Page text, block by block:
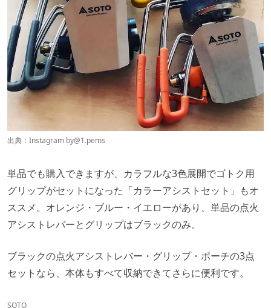
出典：Instagram by@1.pems
単品でも購入できますが、カラフルな3色展開でゴトク用
グリップがセットになった「カラーアシストセット」もオ
ススメ。オレンジ・ブルー・イエローがあり、単品の点火
アシストレバーとグリップはブラックのみ。
ブラックの点火アシストレバー・グリップ・ポーチの3点
セットなら、本体もすべて収納できてさらに便利です。
SOTO